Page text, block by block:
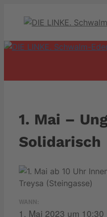
1. Mai –
Solidarisch
WANN:
1. Mai 2023 um 10:30